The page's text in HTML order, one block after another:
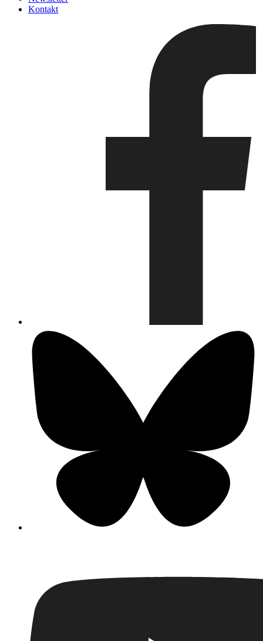
Kontakt